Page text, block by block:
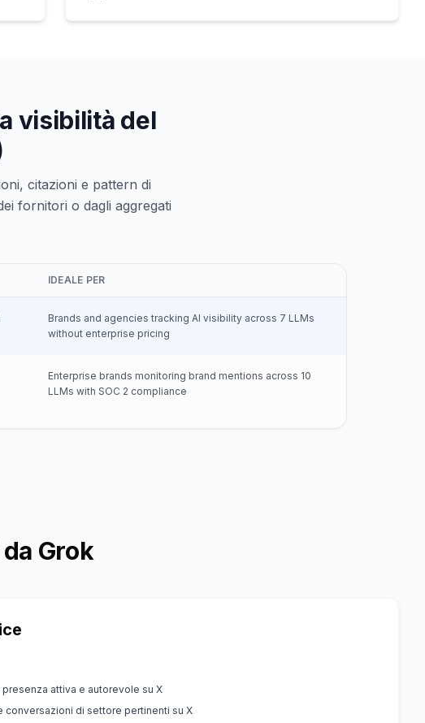
visibilità del
citazioni e pattern di
fornitori o dagli aggregati
IDEALE PER
Brands and agencies tracking AI visibility across 7 LLMs
without enterprise pricing
Enterprise brands monitoring brand mentions across 10
LLMs with SOC 2 compliance
Grok
presenza attiva e autorevole su X
conversazioni di settore pertinenti su X